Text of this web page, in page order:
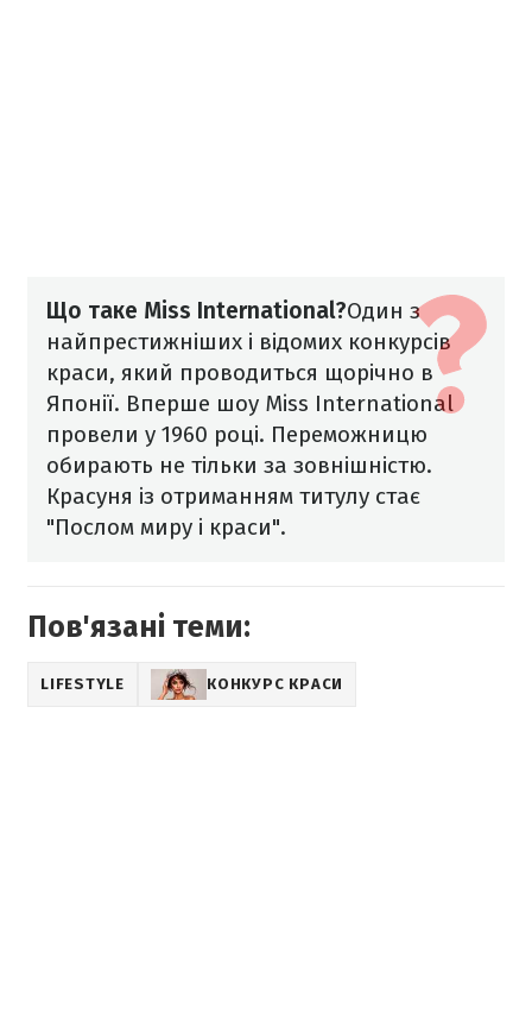
Що таке Miss International?Один з
найпрестижніших і відомих конкурсів
краси, який проводиться щорічно в
Японії. Вперше шоу Miss International
провели у 1960 році. Переможницю
обирають не тільки за зовнішністю.
Красуня із отриманням титулу стає
"Послом миру і краси".
Пов'язані теми:
LIFESTYLE КОНКУРС КРАСИ